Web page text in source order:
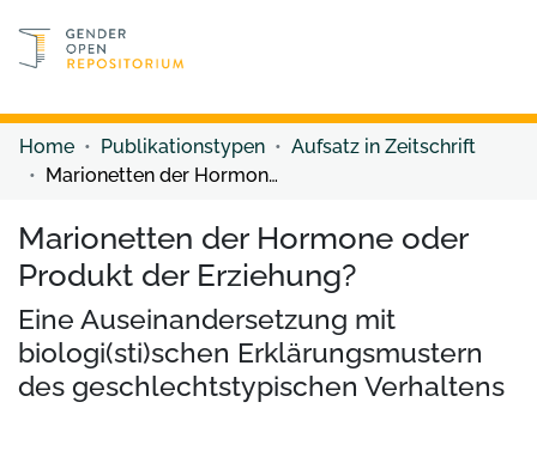
Discover content
Home Publikationstypen
Aufsatz in Zeitschrift
Marionetten der Hormone oder Produkt der Erziehung?
Marionetten der Hormone oder
Produkt der Erziehung?
Eine Auseinandersetzung mit
biologi(sti)schen Erklärungsmustern
des geschlechtstypischen Verhaltens